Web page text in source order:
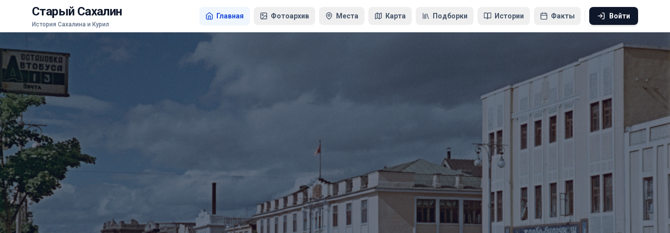
Старый Сахалин
История Сахалина и Курил
Главная Фотоархив Места Карта Подборки Истории Факты Войти